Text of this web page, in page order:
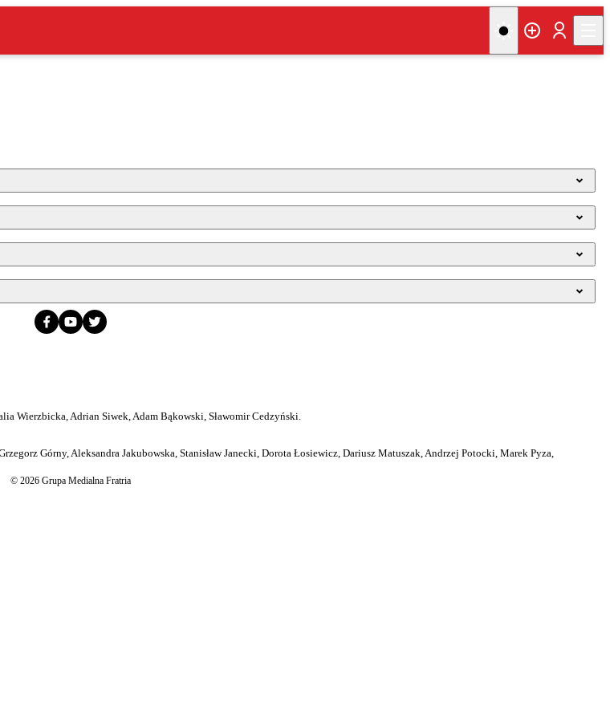
Wierzbicka, Adrian Siwek, Adam Bąkowski, Sławomir Cedzyński.
Górny, Aleksandra Jakubowska, Stanisław Janecki, Dorota Łosiewicz, Dariusz Matuszak, Andrzej Potocki, Marek Pyza,
© 2026 Grupa Medialna Fratria